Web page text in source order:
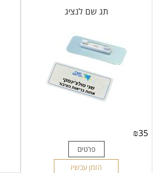
תג שם לנציג
₪35
פרטים
הזמן עכשיו